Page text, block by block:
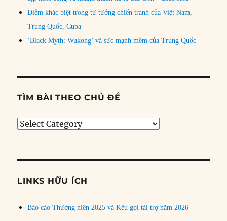
Điểm khác biệt trong tư tưởng chiến tranh của Việt Nam,
Trung Quốc, Cuba
‘Black Myth: Wukong’ và sức mạnh mềm của Trung Quốc
TÌM BÀI THEO CHỦ ĐỀ
Tìm
đề
LINKS HỮU ÍCH
Báo cáo Thường niên 2025 và Kêu gọi tài trợ năm 2026